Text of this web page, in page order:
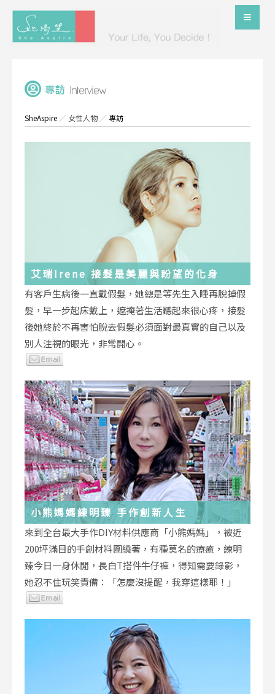
SheAspire ／ 女性人物／專訪
艾瑞Irene 接髮是美麗與盼望的化身
有客戶生病後一直戴假髮，她總是等先生入睡再脫掉假
髮，早一步起床戴上，遮掩著生活聽起來很心疼，接髮
後她終於不再害怕脫去假髮必須面對最真實的自己以及
別人注視的眼光，非常開心。
小熊媽媽練明臻 手作創新人生
來到全台最大手作DIY材料供應商「小熊媽媽」，被近
200坪滿目的手創材料圍繞著，有種莫名的療癒，練明
臻今日一身休閒，長白T搭件牛仔褲，得知需要錄影，
她忍不住玩笑責備：「怎麼沒提醒，我穿這樣耶！」